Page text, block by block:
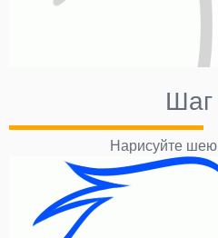
Шаг
Нарисуйте шею